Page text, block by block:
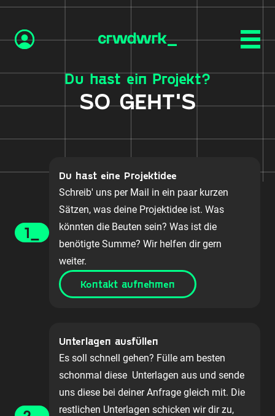
Du hast ein Projekt?
SO GEHT'S
1_
Du hast eine Projektidee
Schreib' uns per Mail in ein paar kurzen
Sätzen, was deine Projektidee ist. Was
könnten die Beuten sein? Was ist die
benötigte Summe? Wir helfen dir gern
weiter.
Kontakt aufnehmen
Unterlagen ausfüllen
Es soll schnell gehen? Fülle am besten
schonmal diese Unterlagen aus und sende
uns diese bei deiner Anfrage gleich mit. Die
restlichen Unterlagen schicken wir dir zu,